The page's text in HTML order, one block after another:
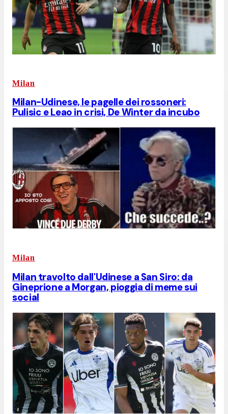
Milan
Milan-Udinese, le pagelle dei rossoneri:
Pulisic e Leao in crisi, De Winter da incubo
Milan
Milan travolto dall'Udinese a San Siro: da
Gineprione a Morgan, pioggia di meme sui
social